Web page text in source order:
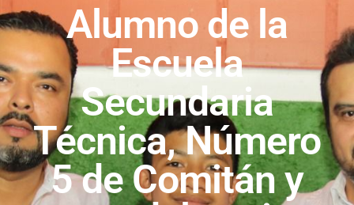
Alumno de la
Escuela
Secundaria
Técnica, Número
5 de Comitán y